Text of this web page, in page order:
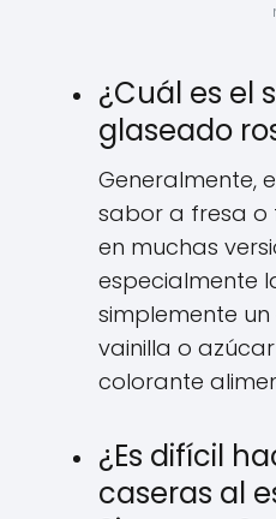
¿Cuál es el
glaseado
Generalmente,
sabor a fresa o
en muchas
especialmente
simplemente
vainilla o
colorante
¿Es difícil
caseras al